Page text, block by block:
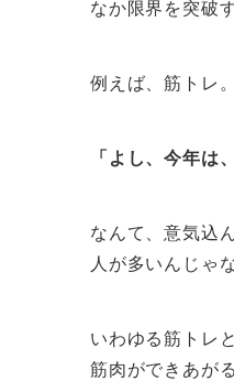
なか限界を突破
例えば、筋トレ。
「よし、今年は
なんて、意気込
人が多いんじゃ
いわゆる筋トレ
筋肉ができあが